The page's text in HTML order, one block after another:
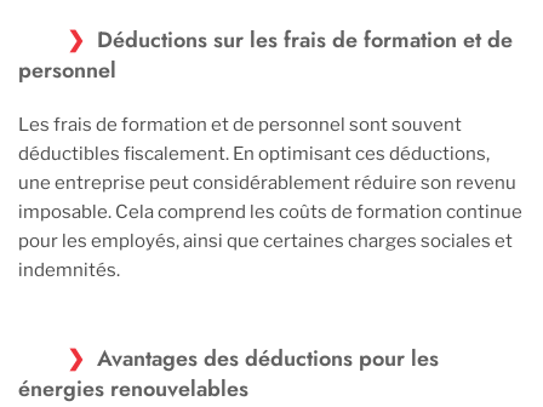
Déductions sur les frais de formation et de
personnel
Les frais de formation et de personnel sont souvent
déductibles fiscalement. En optimisant ces déductions,
une entreprise peut considérablement réduire son revenu
imposable. Cela comprend les coûts de formation continue
pour les employés, ainsi que certaines charges sociales et
indemnités.
Avantages des déductions pour les
énergies renouvelables